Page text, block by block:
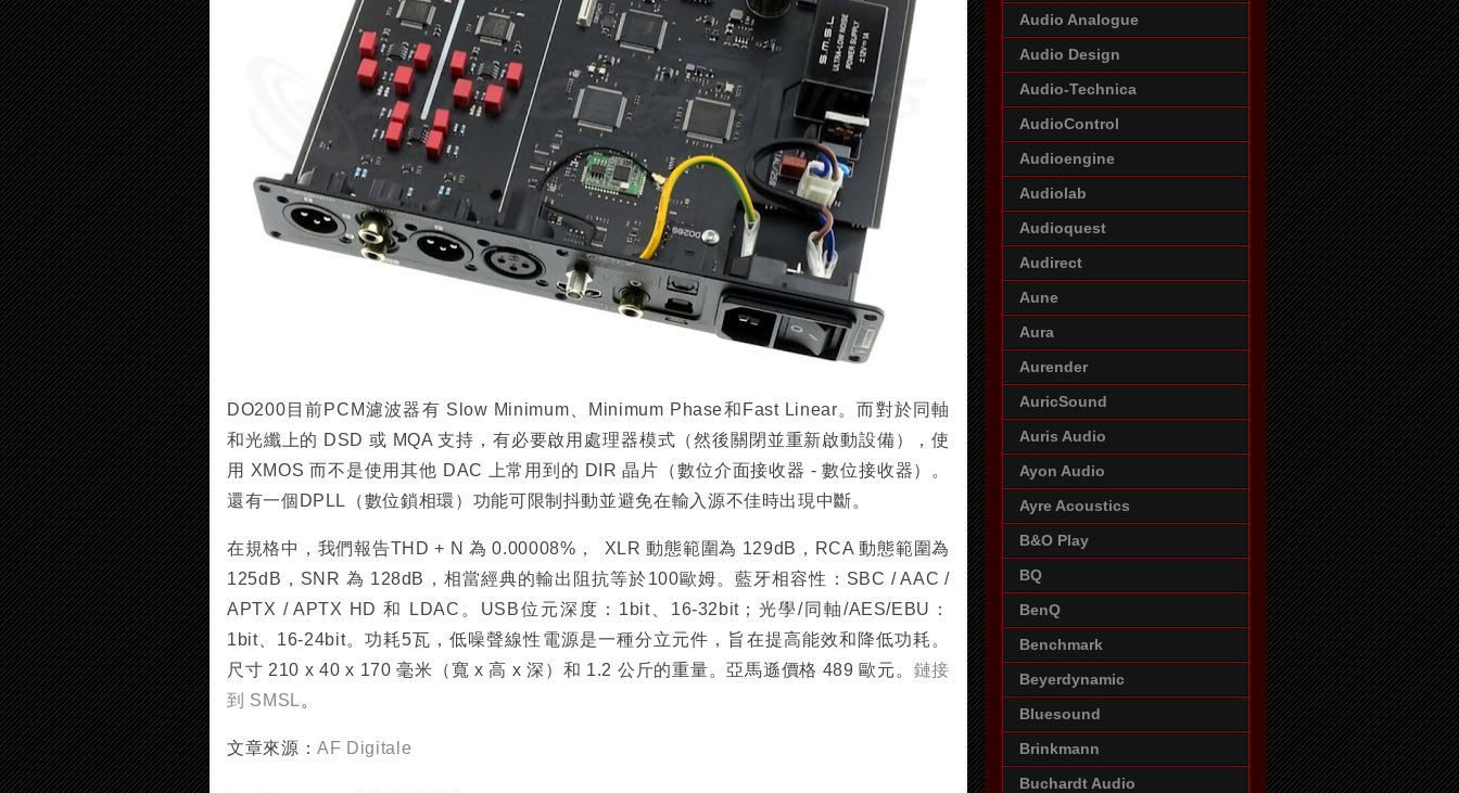
DO200目前PCM濾波器有 Slow Minimum、Minimum Phase和Fast Linear。而對於同軸
和光纖上的 DSD 或 MQA 支持，有必要啟用處理器模式（然後關閉並重新啟動設備），使
用 XMOS 而不是使用其他 DAC 上常用到的 DIR 晶片（數位介面接收器 - 數位接收器）。
還有一個DPLL（數位鎖相環）功能可限制抖動並避免在輸入源不佳時出現中斷。
在規格中，我們報告THD + N 為 0.00008%， XLR 動態範圍為 129dB，RCA 動態範圍為
125dB，SNR 為 128dB，相當經典的輸出阻抗等於100歐姆。藍牙相容性：SBC / AAC /
APTX / APTX HD 和 LDAC。USB位元深度：1bit、16-32bit；光學/同軸/AES/EBU：
1bit、16-24bit。功耗5瓦，低噪聲線性電源是一種分立元件，旨在提高能效和降低功耗。
尺寸 210 x 40 x 170 毫米（寬 x 高 x 深）和 1.2 公斤的重量。亞馬遜價格 489 歐元。 鏈接
到 SMSL 。
文章來源：AF Digitale
Audio Analogue
Audio Design
Audio-Technica
AudioControl
Audioengine
Audiolab
Audioquest
Audirect
Aune
Aura
Aurender
AuricSound
Auris Audio
Ayon Audio
Ayre Acoustics
B&O Play
BQ
BenQ
Benchmark
Beyerdynamic
Bluesound
Brinkmann
Buchardt Audio